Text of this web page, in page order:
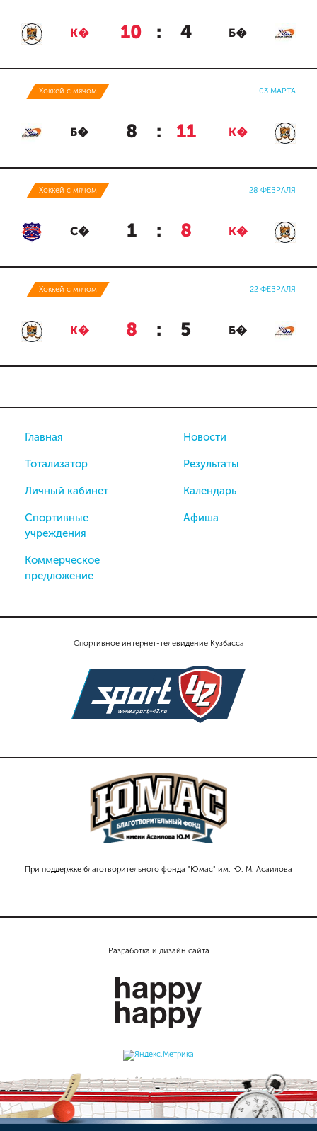
К� 10 : 4 Б�
Хоккей с мячом 03 МАРТА
Б� 8 : 11 К�
Хоккей с мячом 28 ФЕВРАЛЯ
С� 1 : 8 К�
Хоккей с мячом 22 ФЕВРАЛЯ
К� 8 : 5 Б�
Спортивное интернет-телевидение Кузбасса
При поддержке благотворительного фонда "Юмас" им. Ю. М. Асаилова
Главная
Тотализатор
Личный кабинет
Спортивные
учреждения
Коммерческое
предложение
Новости
Результаты
Календарь
Афиша
Разработка и дизайн сайта